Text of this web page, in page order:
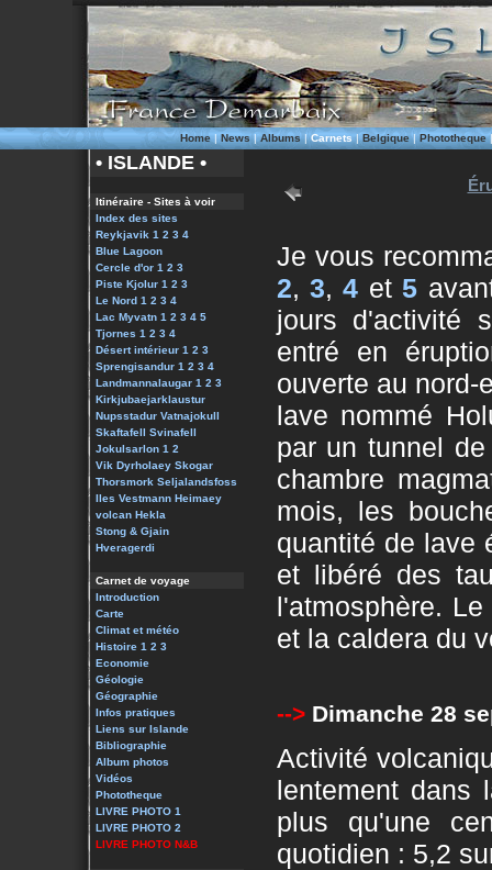
Home|News|Albums|Carnets |Belgique|Phototheque
• ISLANDE •
Itinéraire - Sites à voir
Index des sites
Reykjavik 1 2 3 4
Blue Lagoon
Cercle d'or 1 2 3
Piste Kjolur 1 2 3
Le Nord 1 2 3 4
Lac Myvatn 1 2 3 4 5
Tjornes 1 2 3 4
Désert intérieur 1 2 3
Sprengisandur 1 2 3 4
Landmannalaugar 1 2 3
Kirkjubaejarklaustur
Nupsstadur Vatnajokull
Skaftafell Svinafell
Jokulsarlon 1 2
Vik Dyrholaey Skogar
Thorsmork Seljalandsfoss
Iles Vestmann Heimaey
volcan Hekla
Stong & Gjain
Hveragerdi
Carnet de voyage
Introduction
Carte
Climat et météo
Histoire 1 2 3
Economie
Géologie
Géographie
Infos pratiques
Liens sur Islande
Bibliographie
Album photos
Vidéos
Phototheque
LIVRE PHOTO 1
LIVRE PHOTO 2
LIVRE PHOTO N&B
Je vous
2, 3,4 et 5
jours d'activité
entré en
ouverte au nord-
lave nommé
par un tunnel
chambre
mois, les
quantité de lave
et libéré des
l'atmosphère.
et la caldera du
-->Dimanche 28
Activité
lentement dans
plus qu'une
quotidien : 5,2